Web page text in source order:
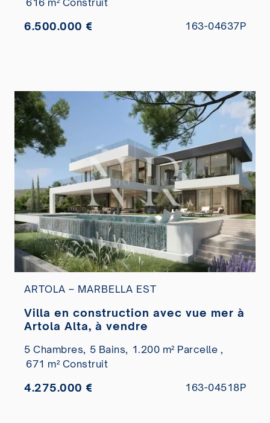
6.500.000 € 163-04637P
ARTOLA – MARBELLA EST
Villa en construction avec vue mer à
Artola Alta, à vendre
5 Chambres, 5 Bains, 1.200 m² Parcelle ,
671 m² Construit
4.275.000 € 163-04518P